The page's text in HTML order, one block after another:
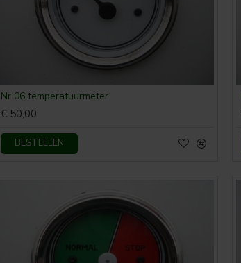
Nr 06 temperatuurmeter
€ 50,00
BESTELLEN